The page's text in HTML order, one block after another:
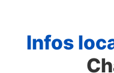
Infos